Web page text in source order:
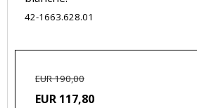
42-1663.628.01
EUR 190,00
EUR 117,80